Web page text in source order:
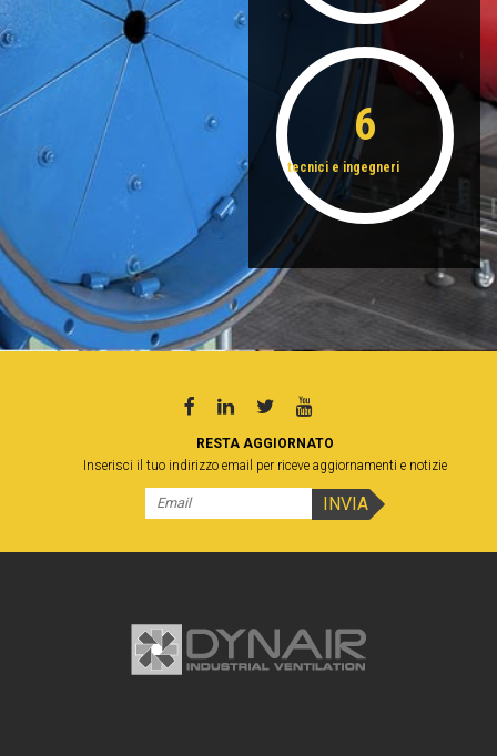
6
tecnici e ingegneri
RESTA AGGIORNATO
Inserisci il tuo indirizzo email per riceve aggiornamenti e notizie